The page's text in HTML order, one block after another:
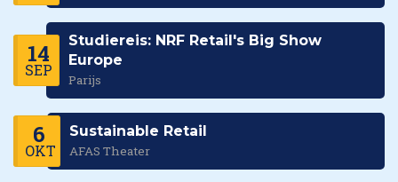
14
SEP
Studiereis: NRF Retail's Big Show
Europe
Parijs
6
OKT
Sustainable Retail
AFAS Theater